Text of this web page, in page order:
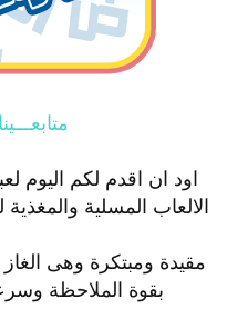
اود ان اقدم لكم اليوم
الالعاب المسلية
مقيدة ومبتكرة وهى
بقوة الملاحظة